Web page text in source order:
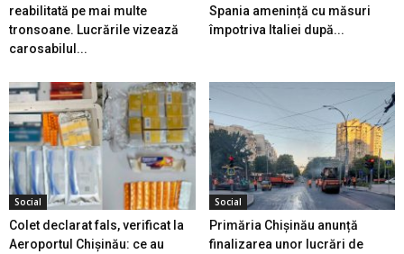
reabilitată pe mai multe
tronsoane. Lucrările vizează
carosabilul...
Spania amenință cu măsuri
împotriva Italiei după...
Social
Colet declarat fals, verificat la
Aeroportul Chișinău: ce au
Social
Primăria Chișinău anunță
finalizarea unor lucrări de